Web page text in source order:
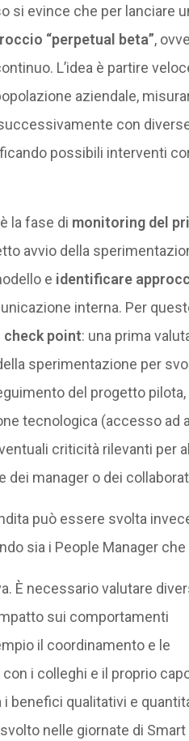
si evince che per lanciare
“perpetual beta”,
L’idea è partire
aziendale,
con
possibili interventi
la fase di monitoring del
avvio della
e identificare
interna. Per
check point: una prima
sperimentazione per
del progetto
tecnologica (accesso ad
criticità rilevanti per
dei manager o dei
può essere svolta
sia i People Manager
È necessario valutare
sui comportamenti
il coordinamento e le
i colleghi e il proprio
i benefici qualitativi e
nelle giornate di Smart